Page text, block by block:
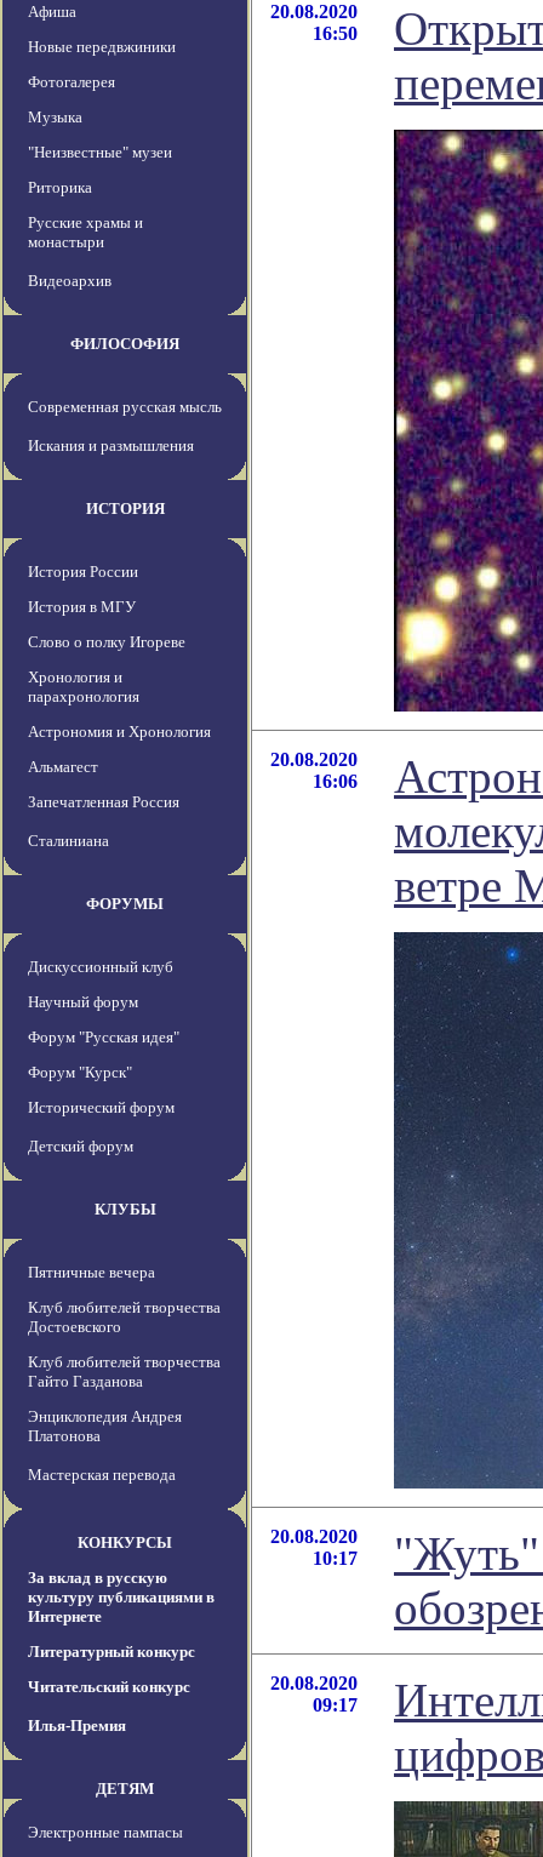
Афиша
Новые передвжиники
Фотогалерея
Музыка
"Неизвестные" музеи
Риторика
Русские храмы и
монастыри
Видеоархив
ФИЛОСОФИЯ
Современная русская мысль
Искания и размышления
ИСТОРИЯ
История России
История в МГУ
Слово о полку Игореве
Хронология и
парахронология
Астрономия и Хронология
Альмагест
Запечатленная Россия
Сталиниана
ФОРУМЫ
Дискуссионный клуб
Научный форум
Форум "Русская идея"
Форум "Курск"
Исторический форум
Детский форум
КЛУБЫ
Пятничные вечера
Клуб любителей творчества
Достоевского
Клуб любителей творчества
Гайто Газданова
Энциклопедия Андрея
Платонова
Мастерская перевода
КОНКУРСЫ
За вклад в русскую
культуру публикациями в
Интернете
Литературный конкурс
Читательский конкурс
Илья-Премия
ДЕТЯМ
Электронные пампасы
20.08.2020
16:50
20.08.2020
16:06
ветре
20.08.2020
10:17
"Жуть"
20.08.2020
09:17